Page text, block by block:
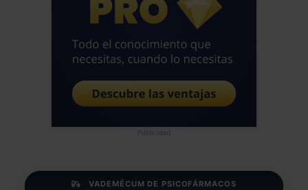
Publicidad
VADEMÉCUM DE PSICOFÁRMACOS